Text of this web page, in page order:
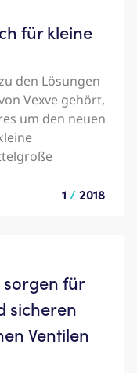
für kleine
den Lösungen
Vexve gehört,
um den neuen
1 /2018
sorgen für
sicheren
Ventilen